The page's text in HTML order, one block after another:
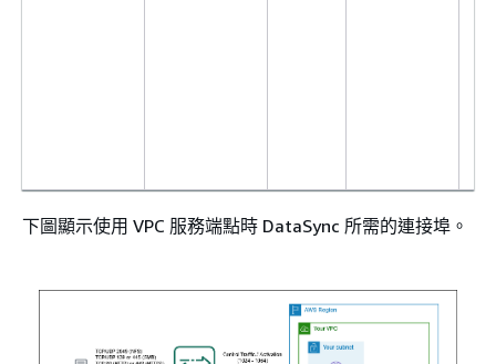
下圖顯示使用 VPC 服務端點時 DataSync 所需的連接埠。